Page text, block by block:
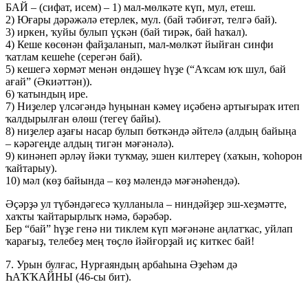
БАЙ – (сифат, исем) – 1) мал-мөлкәте күп, мул, етеш.
2) Юғары дәрәжәлә етерлек, мул. (бай тәбиғәт, телгә бай).
3) иркен, ҡуйы булып үҫкән (бай тирәк, бай һаҡал).
4) Кеше көсөнән файҙаланып, мал-мөлкәт йыйған синфи
ҡатлам кешеһе (серегән бай).
5) кешегә хөрмәт менән өндәшеү һүҙе (“Аҡсам юҡ шул, бай
ағай” (Әкиәттән)).
6) ҡатындың ире.
7) Ниҙелер үлсәгәндә һуңынан кәмеү иҫәбенә артығыраҡ итеп
ҡалдырылған өлөш (тегеү байы).
8) ниҙелер аҙағы насар булып бөткәндә әйтелә (алдың байыңа
– кәрәгеңде алдың тигән мәғәнәлә).
9) кинәнеп әрләү йәки туҡмау, эшен килтереү (хаҡын, ҡоһорон
ҡайтарыу).
10) мәл (көҙ байында – көҙ мәлендә мәғәнәһендә).
Әҫәрҙә ул түбәндәгесә ҡулланыла – ниндәйҙер эш-хеҙмәтте,
хаҡты ҡайтарырлыҡ нәмә, бәрәбәр.
Бер “бай” һүҙе генә ни тиклем күп мәғәнәне аңлатҡас, уйлап
ҡарағыҙ, телебеҙ мең төҫлө йәйғорҙай иҫ киткес бай!
7. Урын булғас, Нурғаяндың арбаһына Әҙеһәм дә
ҺАҠҠАЙНЫ (46-сы бит).